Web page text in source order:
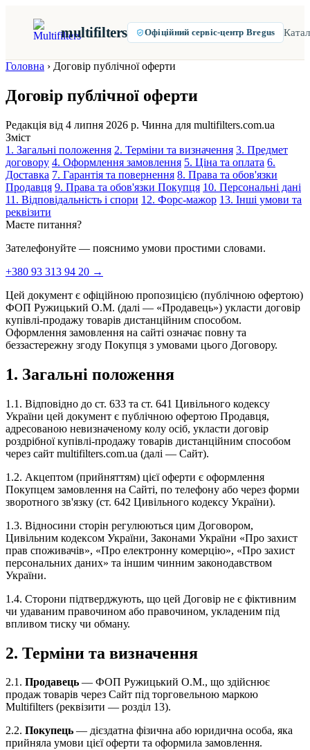
multifilters Офіційний сервіс-центр Bregus
Головна › Договір публічної оферти
Договір публічної оферти
Редакція від 4 липня 2026 р. Чинна для multifilters.com.ua
Зміст
1. Загальні положення 2. Терміни та визначення 3. Предмет
договору 4. Оформлення замовлення 5. Ціна та оплата 6.
Доставка 7. Гарантія та повернення 8. Права та обов'язки
Продавця 9. Права та обов'язки Покупця 10. Персональні дані
11. Відповідальність і спори 12. Форс-мажор 13. Інші умови та
реквізити
Маєте питання?
Зателефонуйте — пояснимо умови простими словами.
+380 93 313 94 20 →
Цей документ є офіційною пропозицією (публічною офертою)
ФОП Ружицький О.М. (далі — «Продавець») укласти договір
купівлі-продажу товарів дистанційним способом.
Оформлення замовлення на сайті означає повну та
беззастережну згоду Покупця з умовами цього Договору.
1. Загальні положення
1.1. Відповідно до ст. 633 та ст. 641 Цивільного кодексу
України цей документ є публічною офертою Продавця,
адресованою невизначеному колу осіб, укласти договір
роздрібної купівлі-продажу товарів дистанційним способом
через сайт multifilters.com.ua (далі — Сайт).
1.2. Акцептом (прийняттям) цієї оферти є оформлення
Покупцем замовлення на Сайті, по телефону або через форми
зворотного зв'язку (ст. 642 Цивільного кодексу України).
1.3. Відносини сторін регулюються цим Договором,
Цивільним кодексом України, Законами України «Про захист
прав споживачів», «Про електронну комерцію», «Про захист
персональних даних» та іншим чинним законодавством
України.
1.4. Сторони підтверджують, що цей Договір не є фіктивним
чи удаваним правочином або правочином, укладеним під
впливом тиску чи обману.
2. Терміни та визначення
2.1. Продавець — ФОП Ружицький О.М., що здійснює
продаж товарів через Сайт під торговельною маркою
Multifilters (реквізити — розділ 13).
2.2. Покупець — дієздатна фізична або юридична особа, яка
прийняла умови цієї оферти та оформила замовлення.